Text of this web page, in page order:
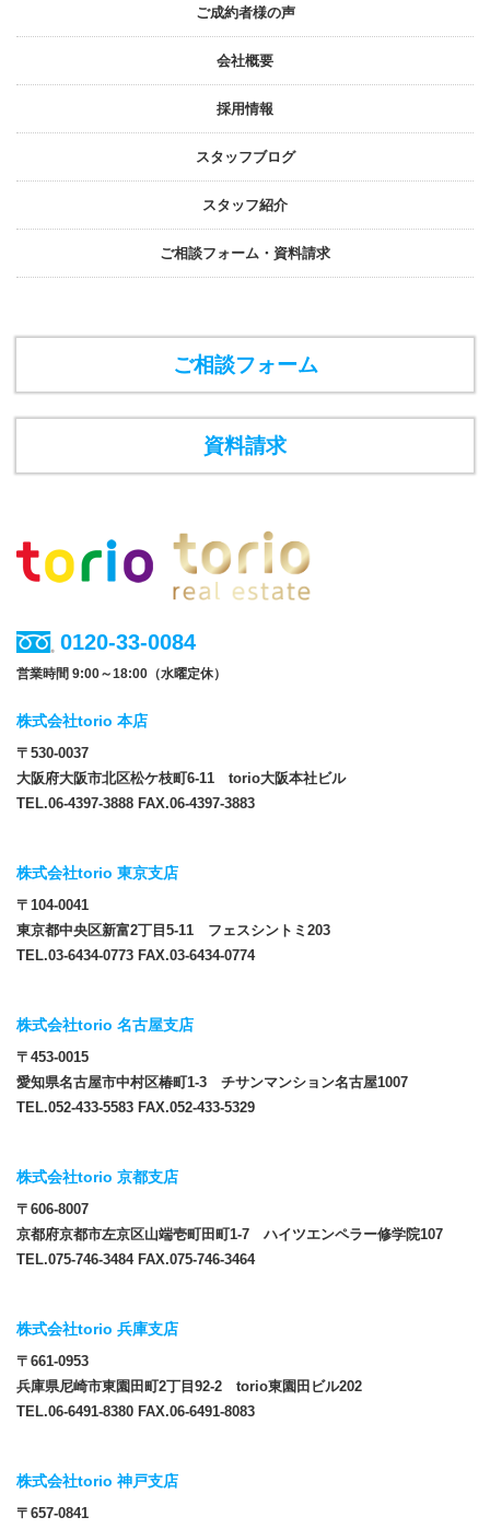
ご成約者様の声
会社概要
採⽤情報
スタッフブログ
スタッフ紹介
ご相談フォーム・資料請求
ご相談フォーム
資料請求
0120-33-0084
営業時間 9:00～18:00（水曜定休）
株式会社torio 本店
〒530-0037
大阪府大阪市北区松ケ枝町6-11 torio大阪本社ビル
TEL.06-4397-3888 FAX.06-4397-3883
株式会社torio 東京支店
〒104-0041
東京都中央区新富2丁目5-11 フェスシントミ203
TEL.03-6434-0773 FAX.03-6434-0774
株式会社torio 名古屋支店
〒453-0015
愛知県名古屋市中村区椿町1-3 チサンマンション名古屋1007
TEL.052-433-5583 FAX.052-433-5329
株式会社torio 京都支店
〒606-8007
京都府京都市左京区山端壱町田町1-7 ハイツエンペラー修学院107
TEL.075-746-3484 FAX.075-746-3464
株式会社torio 兵庫支店
〒661-0953
兵庫県尼崎市東園田町2丁目92-2 torio東園田ビル202
TEL.06-6491-8380 FAX.06-6491-8083
株式会社torio 神戸支店
〒657-0841